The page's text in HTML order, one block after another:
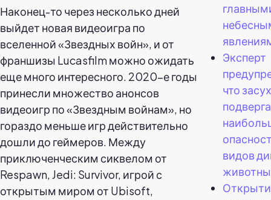
Наконец-то через несколько дней
выйдет новая видеоигра по
вселенной «Звездных войн», и от
франшизы Lucasfilm можно ожидать
еще много интересного. 2020-е годы
принесли множество анонсов
видеоигр по «Звездным войнам», но
гораздо меньше игр действительно
дошли до геймеров. Между
приключенческим сиквелом от
Respawn, Jedi: Survivor, игрой с
открытым миром от Ubisoft,
Эксперт
что
видов